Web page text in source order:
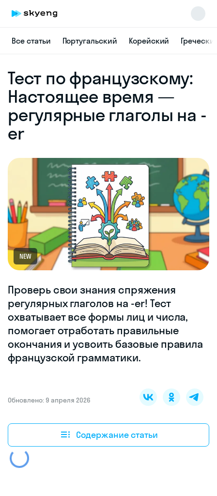
Все статьи Португальский Корейский
Тест по французскому:
Настоящее время —
регулярные глаголы на -
er
NEW
Проверь свои знания спряжения
регулярных глаголов на -er! Тест
охватывает все формы лиц и числа,
помогает отработать правильные
окончания и усвоить базовые правила
французской грамматики.
Обновлено: 9 апреля 2026
Содержание статьи
online